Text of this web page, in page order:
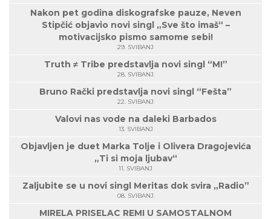
Nakon pet godina diskografske pauze, Neven
Stipčić objavio novi singl „Sve što imaš“ –
motivacijsko pismo samome sebi!
29. SVIBANJ
Truth ≠ Tribe predstavlja novi singl “M!”
28. SVIBANJ
Bruno Rački predstavlja novi singl “Fešta”
22. SVIBANJ
Valovi nas vode na daleki Barbados
13. SVIBANJ
Objavljen je duet Marka Tolje i Olivera Dragojevića
„Ti si moja ljubav“
11. SVIBANJ
Zaljubite se u novi singl Meritas dok svira „Radio”
08. SVIBANJ
MIRELA PRISELAC REMI U SAMOSTALNOM